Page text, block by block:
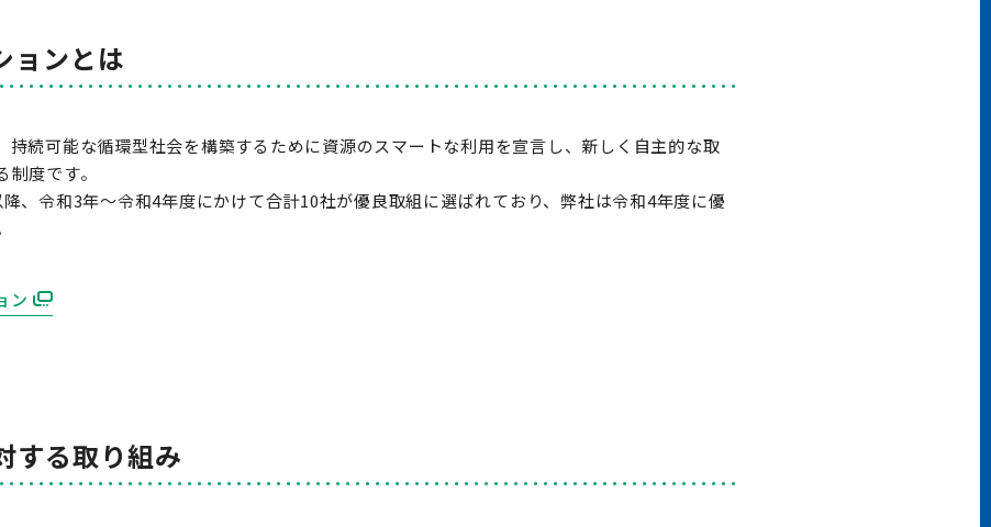
ョンとは
持続可能な循環型社会を構築するために資源のスマートな利用を宣言し、新しく自主的な取
度です。
、令和3年～令和4年度にかけて合計10社が優良取組に選ばれており、弊社は令和4年度に優
ン
する取り組み